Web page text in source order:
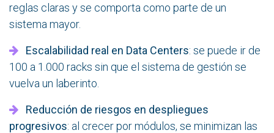
reglas claras y se comporta como parte de un
sistema mayor.
Escalabilidad real en Data Centers: se puede ir de
100 a 1.000 racks sin que el sistema de gestión se
vuelva un laberinto.
Reducción de riesgos en despliegues
progresivos: al crecer por módulos, se minimizan las